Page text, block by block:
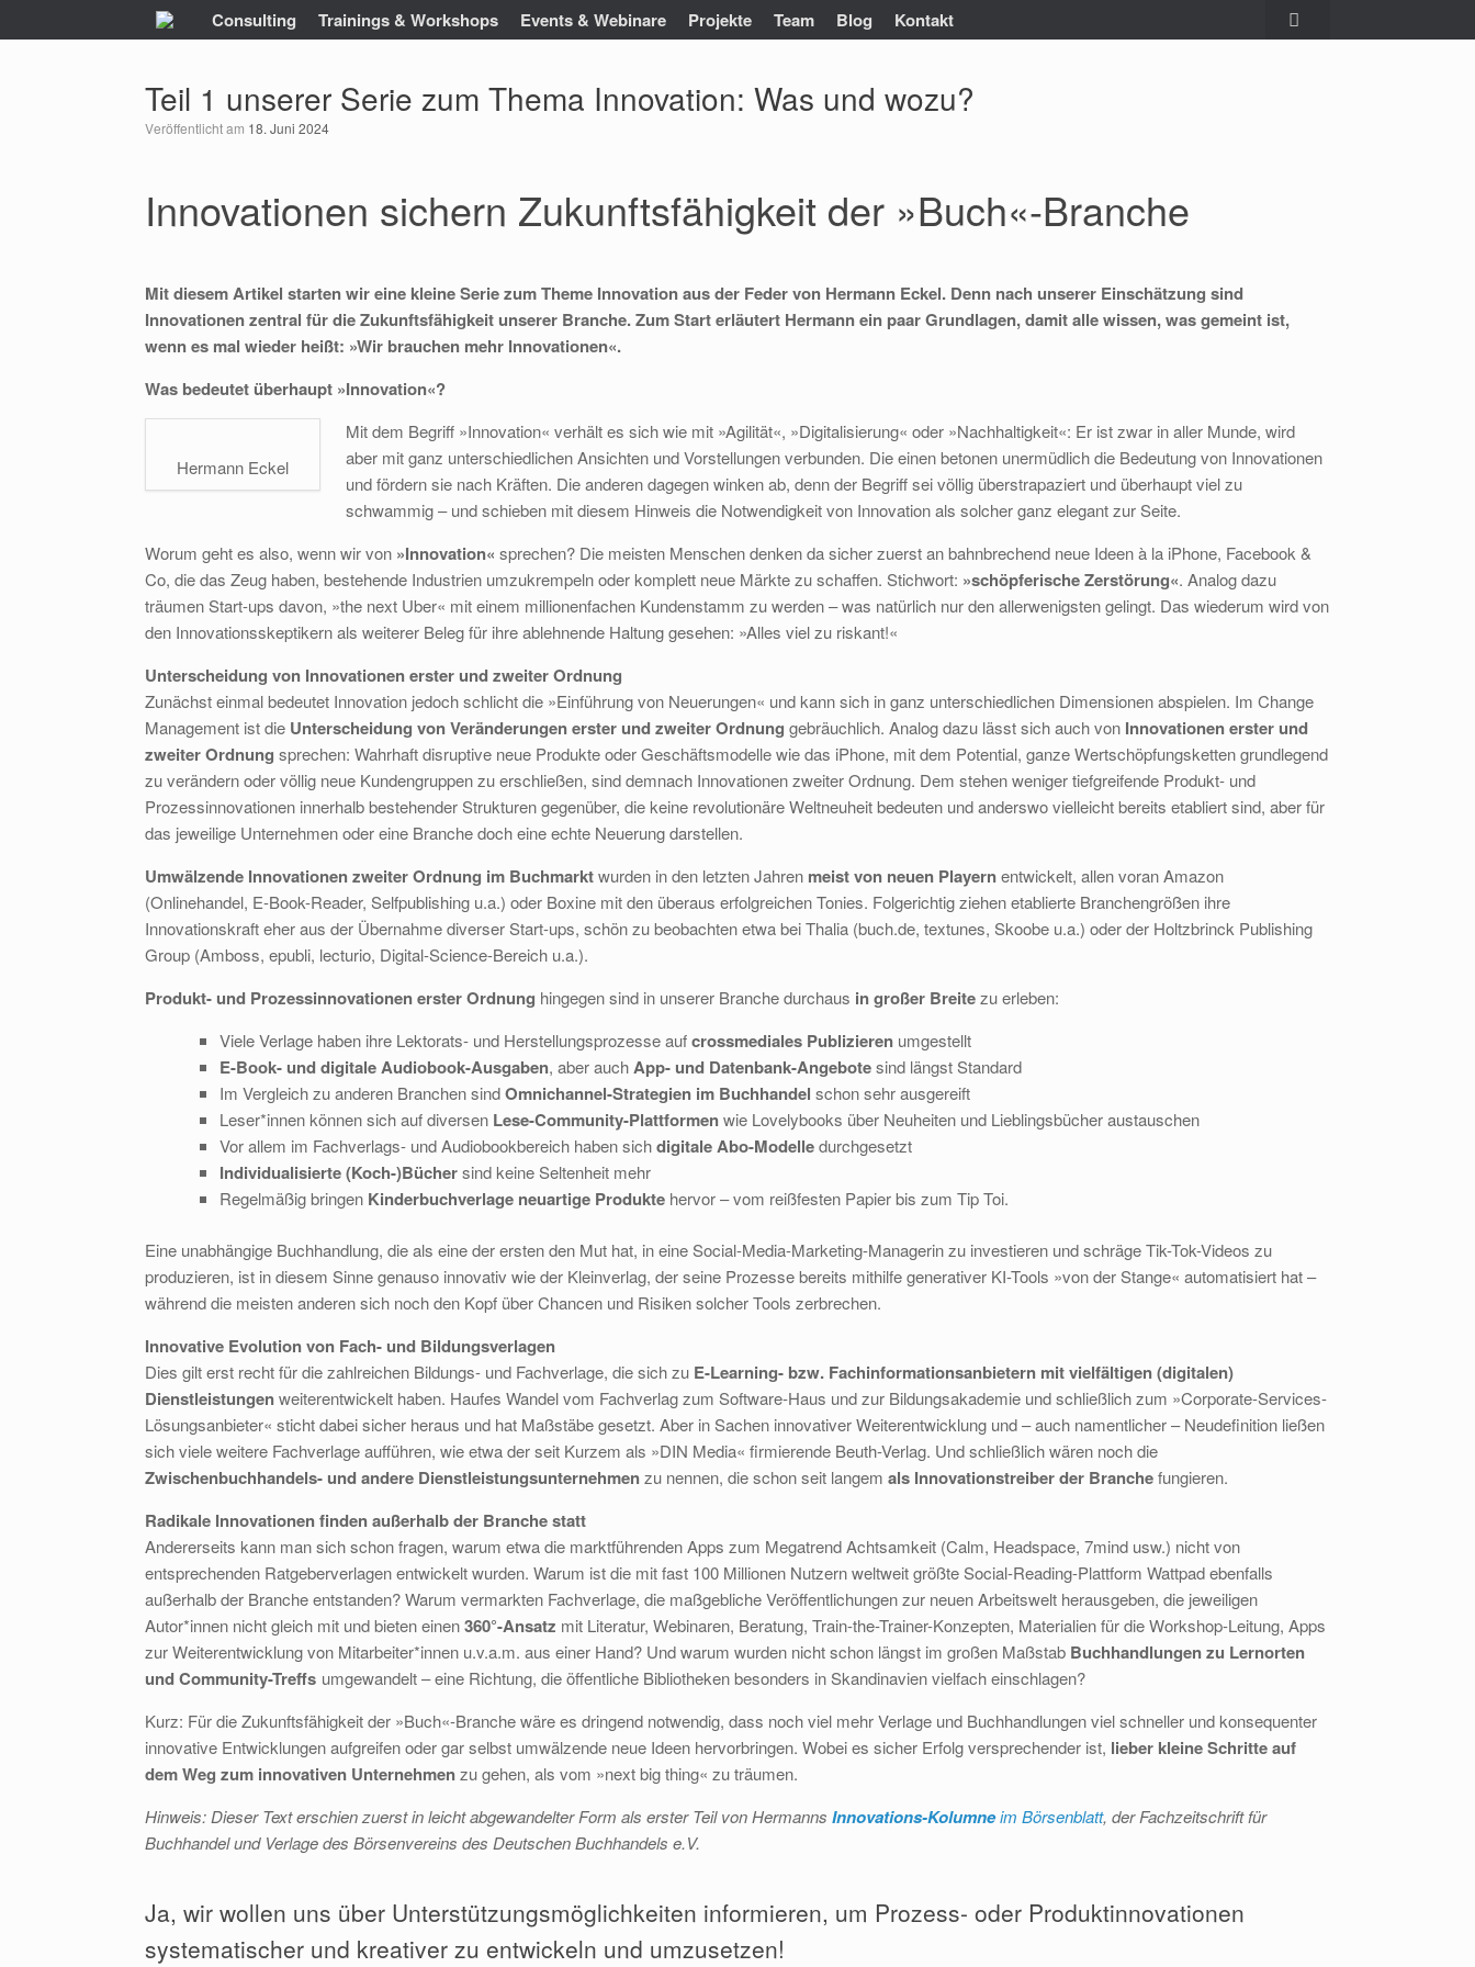
Consulting Trainings & Workshops Events & Webinare Projekte Team Blog Kontakt
Teil 1 unserer Serie zum Thema Innovation: Was und wozu?
Veröffentlicht am 18. Juni 2024
Innovationen sichern Zukunftsfähigkeit der »Buch«-Branche
Mit diesem Artikel starten wir eine kleine Serie zum Theme Innovation aus der Feder von Hermann Eckel. Denn nach unserer Einschätzung sind
Innovationen zentral für die Zukunftsfähigkeit unserer Branche. Zum Start erläutert Hermann ein paar Grundlagen, damit alle wissen, was gemeint ist,
wenn es mal wieder heißt: »Wir brauchen mehr Innovationen«.
Was bedeutet überhaupt »Innovation«?
Hermann Eckel
Mit dem Begriff »Innovation« verhält es sich wie mit »Agilität«, »Digitalisierung« oder »Nachhaltigkeit«: Er ist zwar in aller Munde, wird
aber mit ganz unterschiedlichen Ansichten und Vorstellungen verbunden. Die einen betonen unermüdlich die Bedeutung von Innovationen
und fördern sie nach Kräften. Die anderen dagegen winken ab, denn der Begriff sei völlig überstrapaziert und überhaupt viel zu
schwammig – und schieben mit diesem Hinweis die Notwendigkeit von Innovation als solcher ganz elegant zur Seite.
Worum geht es also, wenn wir von »Innovation« sprechen? Die meisten Menschen denken da sicher zuerst an bahnbrechend neue Ideen à la iPhone, Facebook &
Co, die das Zeug haben, bestehende Industrien umzukrempeln oder komplett neue Märkte zu schaffen. Stichwort: »schöpferische Zerstörung«. Analog dazu
träumen Start-ups davon, »the next Uber« mit einem millionenfachen Kundenstamm zu werden – was natürlich nur den allerwenigsten gelingt. Das wiederum wird von
den Innovationsskeptikern als weiterer Beleg für ihre ablehnende Haltung gesehen: »Alles viel zu riskant!«
Unterscheidung von Innovationen erster und zweiter Ordnung
Zunächst einmal bedeutet Innovation jedoch schlicht die »Einführung von Neuerungen« und kann sich in ganz unterschiedlichen Dimensionen abspielen. Im Change
Management ist die Unterscheidung von Veränderungen erster und zweiter Ordnung gebräuchlich. Analog dazu lässt sich auch von Innovationen erster und
zweiter Ordnung sprechen: Wahrhaft disruptive neue Produkte oder Geschäftsmodelle wie das iPhone, mit dem Potential, ganze Wertschöpfungsketten grundlegend
zu verändern oder völlig neue Kundengruppen zu erschließen, sind demnach Innovationen zweiter Ordnung. Dem stehen weniger tiefgreifende Produkt- und
Prozessinnovationen innerhalb bestehender Strukturen gegenüber, die keine revolutionäre Weltneuheit bedeuten und anderswo vielleicht bereits etabliert sind, aber für
das jeweilige Unternehmen oder eine Branche doch eine echte Neuerung darstellen.
Umwälzende Innovationen zweiter Ordnung im Buchmarktwurden in den letzten Jahren meist von neuen Playernentwickelt, allen voran Amazon
(Onlinehandel, E-Book-Reader, Selfpublishing u.a.) oder Boxine mit den überaus erfolgreichen Tonies. Folgerichtig ziehen etablierte Branchengrößen ihre
Innovationskraft eher aus der Übernahme diverser Start-ups, schön zu beobachten etwa bei Thalia (buch.de, textunes, Skoobe u.a.) oder der Holtzbrinck Publishing
Group (Amboss, epubli, lecturio, Digital-Science-Bereich u.a.).
Produkt- und Prozessinnovationen erster Ordnung hingegen sind in unserer Branche durchaus in großer Breitezu erleben:
Viele Verlage haben ihre Lektorats- und Herstellungsprozesse aufcrossmediales Publizierenumgestellt
E-Book- und digitale Audiobook-Ausgaben, aber auchApp- und Datenbank-Angebotesind längst Standard
Im Vergleich zu anderen Branchen sindOmnichannel-Strategien im Buchhandel schon sehr ausgereift
Leser*innen können sich auf diversen Lese-Community-Plattformenwie Lovelybooks über Neuheiten und Lieblingsbücher austauschen
Vor allem im Fachverlags- und Audiobookbereich haben sichdigitale Abo-Modelledurchgesetzt
Individualisierte (Koch-)Büchersind keine Seltenheit mehr
Regelmäßig bringen Kinderbuchverlage neuartige Produktehervor – vom reißfesten Papier bis zum Tip Toi.
Eine unabhängige Buchhandlung, die als eine der ersten den Mut hat, in eine Social-Media-Marketing-Managerin zu investieren und schräge Tik-Tok-Videos zu
produzieren, ist in diesem Sinne genauso innovativ wie der Kleinverlag, der seine Prozesse bereits mithilfe generativer KI-Tools »von der Stange« automatisiert hat –
während die meisten anderen sich noch den Kopf über Chancen und Risiken solcher Tools zerbrechen.
Innovative Evolution von Fach- und Bildungsverlagen
Dies gilt erst recht für die zahlreichen Bildungs- und Fachverlage, die sich zu E-Learning- bzw. Fachinformationsanbietern mit vielfältigen (digitalen)
Dienstleistungenweiterentwickelt haben. Haufes Wandel vom Fachverlag zum Software-Haus und zur Bildungsakademie und schließlich zum »Corporate-Services-
Lösungsanbieter« sticht dabei sicher heraus und hat Maßstäbe gesetzt. Aber in Sachen innovativer Weiterentwicklung und – auch namentlicher – Neudefinition ließen
sich viele weitere Fachverlage aufführen, wie etwa der seit Kurzem als »DIN Media« firmierende Beuth-Verlag. Und schließlich wären noch die
Zwischenbuchhandels- und andere Dienstleistungsunternehmenzu nennen, die schon seit langem als Innovationstreiber der Branchefungieren.
Radikale Innovationen finden außerhalb der Branche statt
Andererseits kann man sich schon fragen, warum etwa die marktführenden Apps zum Megatrend Achtsamkeit (Calm, Headspace, 7mind usw.) nicht von
entsprechenden Ratgeberverlagen entwickelt wurden. Warum ist die mit fast 100 Millionen Nutzern weltweit größte Social-Reading-Plattform Wattpad ebenfalls
außerhalb der Branche entstanden? Warum vermarkten Fachverlage, die maßgebliche Veröffentlichungen zur neuen Arbeitswelt herausgeben, die jeweiligen
Autor*innen nicht gleich mit und bieten einen360°-Ansatz mit Literatur, Webinaren, Beratung, Train-the-Trainer-Konzepten, Materialien für die Workshop-Leitung, Apps
zur Weiterentwicklung von Mitarbeiter*innen u.v.a.m. aus einer Hand? Und warum wurden nicht schon längst im großen Maßstab Buchhandlungen zu Lernorten
und Community-Treffs umgewandelt – eine Richtung, die öffentliche Bibliotheken besonders in Skandinavien vielfach einschlagen?
Kurz: Für die Zukunftsfähigkeit der »Buch«-Branche wäre es dringend notwendig, dass noch viel mehr Verlage und Buchhandlungen viel schneller und konsequenter
innovative Entwicklungen aufgreifen oder gar selbst umwälzende neue Ideen hervorbringen. Wobei es sicher Erfolg versprechender ist, lieber kleine Schritte auf
dem Weg zum innovativen Unternehmenzu gehen, als vom »next big thing« zu träumen.
Hinweis: Dieser Text erschien zuerst in leicht abgewandelter Form als erster Teil von Hermanns Innovations-Kolumneim Börsenblatt, der Fachzeitschrift für
Buchhandel und Verlage des Börsenvereins des Deutschen Buchhandels e.V.
Ja, wir wollen uns über Unterstützungsmöglichkeiten informieren, um Prozess- oder Produktinnovationen
systematischer und kreativer zu entwickeln und umzusetzen!